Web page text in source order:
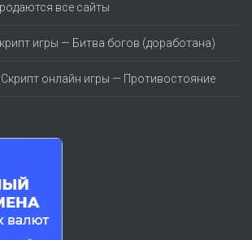
все сайты
игры — Битва богов (доработана)
Скрипт онлайн игры — Противостояние